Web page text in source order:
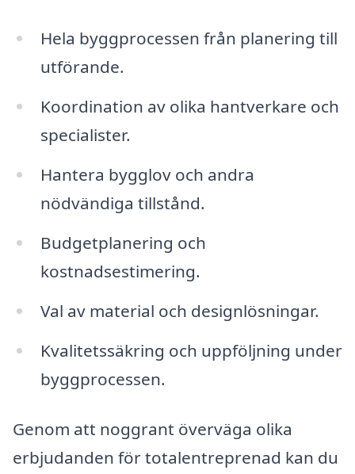
Hela byggprocessen från planering till
utförande.
Koordination av olika hantverkare och
specialister.
Hantera bygglov och andra
nödvändiga tillstånd.
Budgetplanering och
kostnadsestimering.
Val av material och designlösningar.
Kvalitetssäkring och uppföljning under
byggprocessen.
Genom att noggrant överväga olika
erbjudanden för totalentreprenad kan du